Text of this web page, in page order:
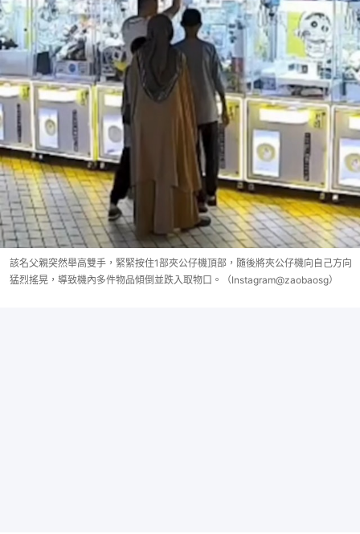
該名父親突然舉高雙手，緊緊按住1部夾公仔機頂部，隨後將夾公仔機向自己方向
猛烈搖晃，導致機內多件物品傾倒並跌入取物口。（Instagram@zaobaosg）